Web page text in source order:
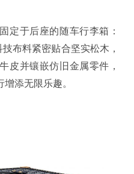
定于后座的随车行李箱：
布料紧密贴合坚实松木，
皮并镶嵌仿旧金属零件，
添无限乐趣。